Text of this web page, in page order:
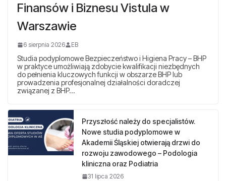
Finansów i Biznesu Vistula w
Warszawie
6 sierpnia 2026 EB
Studia podyplomowe Bezpieczeństwo i Higiena Pracy – BHP
w praktyce umożliwiają zdobycie kwalifikacji niezbędnych
do pełnienia kluczowych funkcji w obszarze BHP lub
prowadzenia profesjonalnej działalności doradczej
związanej z BHP…
Przyszłość należy do specjalistów.
Nowe studia podyplomowe w
Akademii Śląskiej otwierają drzwi do
rozwoju zawodowego – Podologia
kliniczna oraz Podiatria
31 lipca 2026